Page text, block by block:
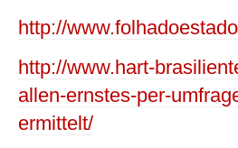
http://
http://www.hart-
allen-ernstes-per-
ermittelt/